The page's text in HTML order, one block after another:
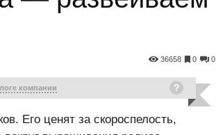
0
0
36658
компании
Его ценят за скороспелость,